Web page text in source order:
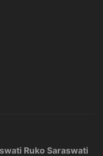
Ruko Saraswati